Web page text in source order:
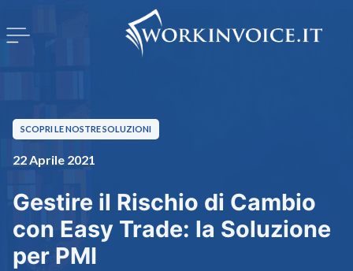
SCOPRI LE NOSTRE SOLUZIONI
22 Aprile 2021
Gestire il Rischio di Cambio
con Easy Trade: la Soluzione
per PMI